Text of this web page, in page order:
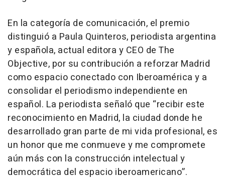
En la categoría de comunicación, el premio
distinguió a Paula Quinteros, periodista argentina
y española, actual editora y CEO de The
Objective, por su contribución a reforzar Madrid
como espacio conectado con Iberoamérica y a
consolidar el periodismo independiente en
español. La periodista señaló que “recibir este
reconocimiento en Madrid, la ciudad donde he
desarrollado gran parte de mi vida profesional, es
un honor que me conmueve y me compromete
aún más con la construcción intelectual y
democrática del espacio iberoamericano”.